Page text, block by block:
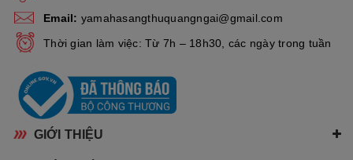
Email: yamahasangthuquangngai@gmail.com
Thời gian làm việc: Từ 7h – 18h30, các ngày trong tuần
GIỚI THIỆU